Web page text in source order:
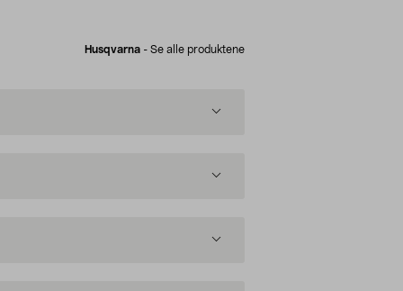
Husqvarna - Se alle produktene